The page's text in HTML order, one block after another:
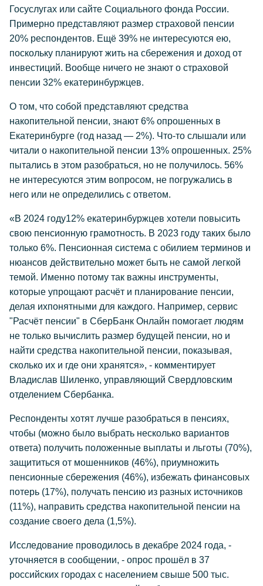
Госуслугах или сайте Социального фонда России.
Примерно представляют размер страховой пенсии
20% респондентов. Ещё 39% не интересуются ею,
поскольку планируют жить на сбережения и доход от
инвестиций. Вообще ничего не знают о страховой
пенсии 32% екатеринбуржцев.
О том, что собой представляют средства
накопительной пенсии, знают 6% опрошенных в
Екатеринбурге (год назад — 2%). Что-то слышали или
читали о накопительной пенсии 13% опрошенных. 25%
пытались в этом разобраться, но не получилось. 56%
не интересуются этим вопросом, не погружались в
него или не определились с ответом.
«В 2024 году12% екатеринбуржцев хотели повысить
свою пенсионную грамотность. В 2023 году таких было
только 6%. Пенсионная система с обилием терминов и
нюансов действительно может быть не самой легкой
темой. Именно потому так важны инструменты,
которые упрощают расчёт и планирование пенсии,
делая ихпонятными для каждого. Например, сервис
"Расчёт пенсии" в СберБанк Онлайн помогает людям
не только вычислить размер будущей пенсии, но и
найти средства накопительной пенсии, показывая,
сколько их и где они хранятся», - комментирует
Владислав Шиленко, управляющий Свердловским
отделением Сбербанка.
Респонденты хотят лучше разобраться в пенсиях,
чтобы (можно было выбрать несколько вариантов
ответа) получить положенные выплаты и льготы (70%),
защититься от мошенников (46%), приумножить
пенсионные сбережения (46%), избежать финансовых
потерь (17%), получать пенсию из разных источников
(11%), направить средства накопительной пенсии на
создание своего дела (1,5%).
Исследование проводилось в декабре 2024 года, -
уточняется в сообщении, - опрос прошёл в 37
российских городах с населением свыше 500 тыс.